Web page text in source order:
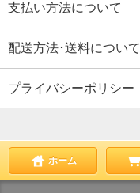
支払い方法について
配送方法･送料について
プライバシーポリシー
ホーム